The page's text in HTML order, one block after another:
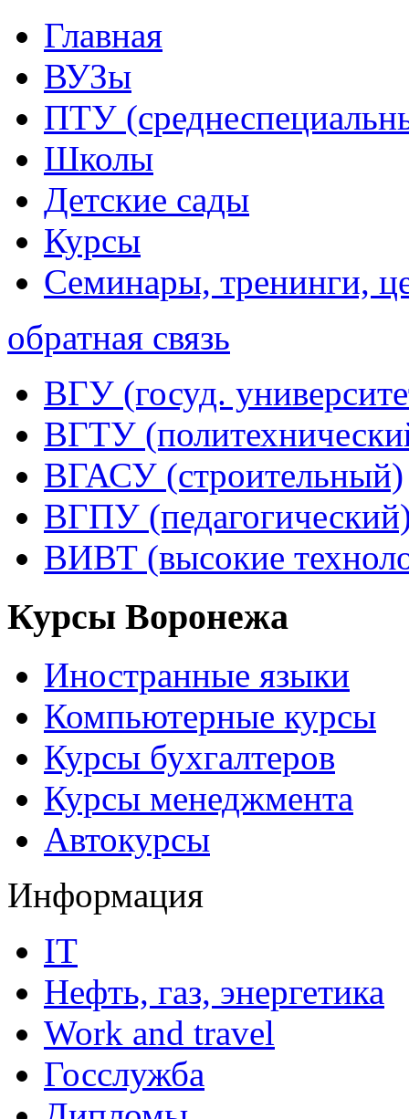
Главная
ВУЗы
ПТУ
Школы
Детские сады
Курсы
Семинары, тренинги,
обратная связь
ВГУ (госуд.
ВГТУ
ВГАСУ (строительный)
ВГПУ
ВИВТ (высокие
Курсы Воронежа
Иностранные языки
Компьютерные курсы
Курсы бухгалтеров
Курсы менеджмента
Автокурсы
Информация
IT
Нефть, газ, энергетика
Work and travel
Госслужба